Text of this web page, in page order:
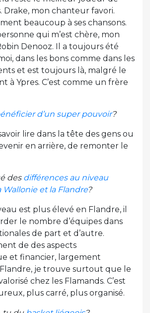
Drake, mon chanteur favori.
beaucoup à ses chansons.
qui m’est chère, mon
Denooz. Il a toujours été
dans les bons comme dans les
et est toujours là, malgré le
à Ypres. C’est comme un frère
d’un super pouvoir?
lire dans la tête des gens ou
en arrière, de remonter le
des différences au niveau
et la Flandre?
est plus élevé en Flandre, il
le nombre d’équipes dans
de part et d’autre.
de des aspects
et financier, largement
je trouve surtout que le
chez les Flamands. C’est
plus carré, plus organisé.